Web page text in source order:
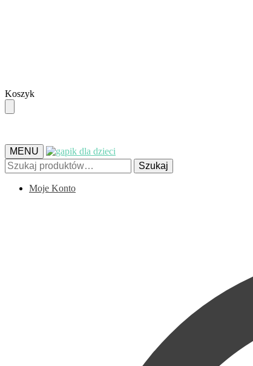
Skip
to
navigation
Skip
to
content
Koszyk
MENU
Szukaj:
Szukaj
Moje Konto